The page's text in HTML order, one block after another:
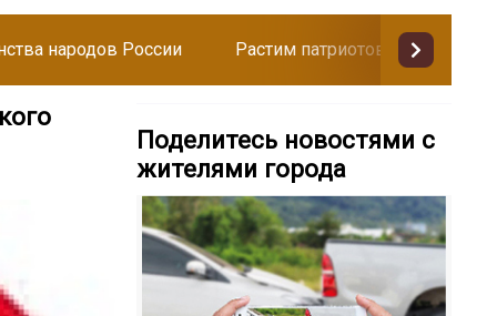
народов России Растим патриотов
Поделитесь новостями с
жителями города